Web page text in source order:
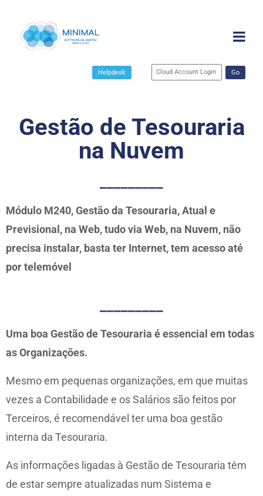
Helpdesk Go
Gestão de Tesouraria
na Nuvem
Módulo M240, Gestão da Tesouraria, Atual e
Previsional, na Web, tudo via Web, na Nuvem, não
precisa instalar, basta ter Internet, tem acesso até
por telemóvel
Uma boa Gestão de Tesouraria é essencial em todas
as Organizações.
Mesmo em pequenas organizações, em que muitas
vezes a Contabilidade e os Salários são feitos por
Terceiros, é recomendável ter uma boa gestão
interna da Tesouraria.
As informações ligadas à Gestão de Tesouraria têm
de estar sempre atualizadas num Sistema e